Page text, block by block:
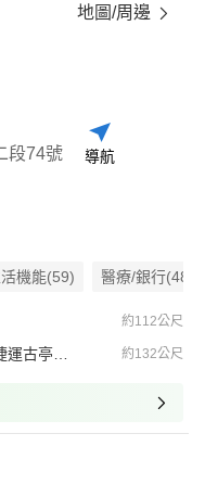
地圖/周邊
段74號 導航
機能(59) 醫療/銀行(48)
約112公尺
站(和平) 約132公尺